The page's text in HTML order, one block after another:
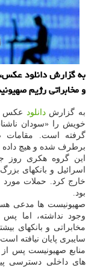
به گزارش دانلود
و مخابراتی رژیم
به گزارشدانلود عکس
خویش را «سودان
گرفته است. مقامات
برطرف شده و هیچ داده
این گروه هکری روز
اسرائیل و بانکهای
خارج کرد. حملات
بود.
صهیونیست ها مدعی
وجود نداشته، اما
مخابراتی و بانکهای
سایبری پایان نیافته است.
منابع صهیونیست پس از
های داخلی دسترسی